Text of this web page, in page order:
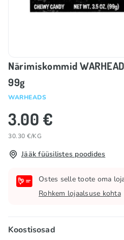
Närimiskommid
99g
WARHEADS
3.00 €
30.30 €/KG
Jääk füüsilistes poodides
Ostes selle toote oma
Rohkem lojaalsuse kohta
Koostisosad